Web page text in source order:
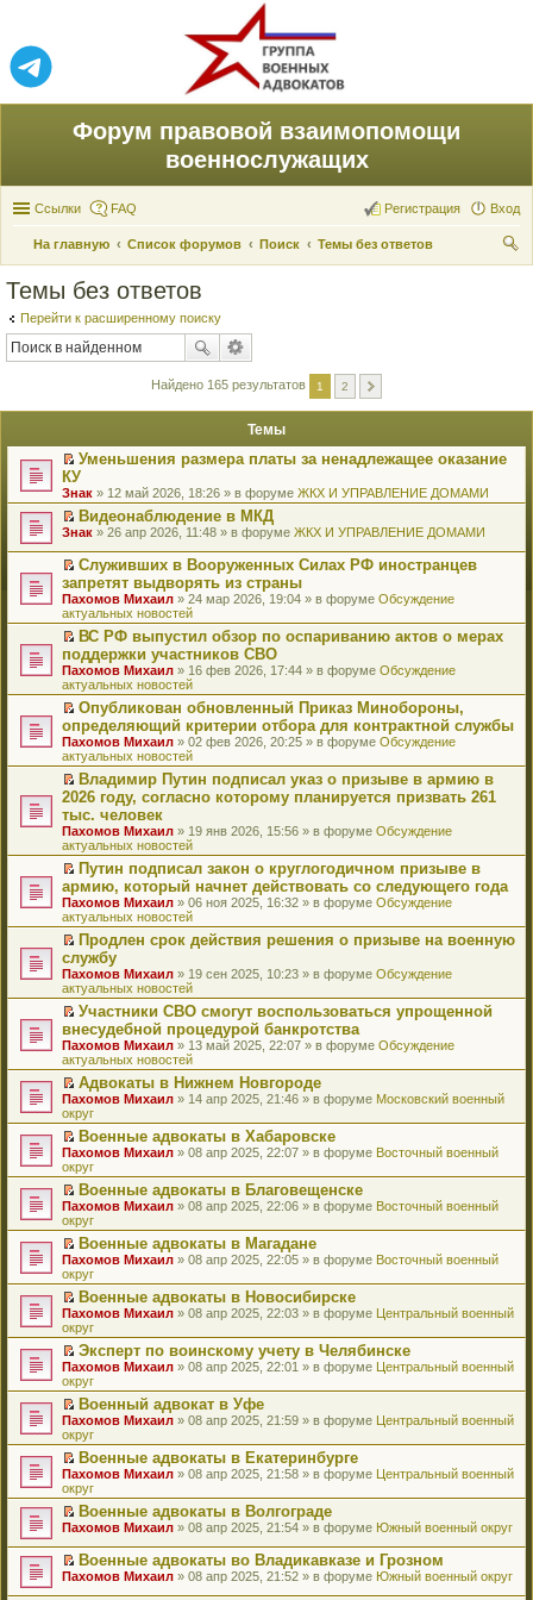
Форум правовой взаимопомощи
военнослужащих
Ссылки FAQ Вход
Регистрация
На главную Список форумов Поиск
Темы без ответов
Темы без ответов
Перейти к расширенному поиску
Найдено 165 результатов 1 2
Темы
П
е
р
е
й
и
к
п
е
р
в
о
м
у
н
е
п
р
о
ч
и
т
а
н
н
о
м
у
с
о
о
б
щ
е
н
и
ю
Уменьшения размера платы за ненадлежащее оказание
КУ
Знак » 12 май 2026, 18:26 » в форуме ЖКХ И УПРАВЛЕНИЕ ДОМАМИ
П
р
е
й
т
и
к
п
е
р
в
о
м
у
н
е
п
р
о
ч
и
т
а
н
н
о
м
у
с
о
о
б
щ
е
н
и
ю
Видеонаблюдение в МКД
Знак » 26 апр 2026, 11:48 » в форуме ЖКХ И УПРАВЛЕНИЕ ДОМАМИ
П
е
р
е
й
т
и
к
п
е
р
в
о
м
у
н
е
п
р
о
ч
и
т
а
н
н
о
м
у
с
о
о
б
щ
е
н
и
ю
Служивших в Вооруженных Силах РФ иностранцев
запретят выдворять из страны
Пахомов Михаил » 24 мар 2026, 19:04 » в форуме Обсуждение
актуальных новостей
П
е
р
е
й
т
и
к
п
е
р
в
о
м
у
н
е
п
р
о
ч
и
т
а
н
н
о
м
у
с
о
о
б
щ
е
н
и
ю
ВС РФ выпустил обзор по оспариванию актов о мерах
поддержки участников СВО
Пахомов Михаил » 16 фев 2026, 17:44 » в форуме Обсуждение
актуальных новостей
П
е
р
е
й
т
и
к
п
е
р
в
о
м
у
н
е
п
р
о
ч
и
т
а
н
н
о
м
у
с
о
о
б
щ
е
н
и
ю
Опубликован обновленный Приказ Минобороны,
определяющий критерии отбора для контрактной службы
Пахомов Михаил » 02 фев 2026, 20:25 » в форуме Обсуждение
актуальных новостей
П
е
р
е
й
т
и
к
п
е
р
в
о
м
у
н
е
п
р
о
ч
и
т
а
н
н
о
м
у
с
о
о
б
щ
е
н
и
ю
Владимир Путин подписал указ о призыве в армию в
2026 году, согласно которому планируется призвать 261
тыс. человек
Пахомов Михаил » 19 янв 2026, 15:56 » в форуме Обсуждение
актуальных новостей
П
е
р
е
й
т
и
к
п
е
р
в
о
м
у
н
е
п
р
о
ч
и
т
а
н
н
о
м
у
с
о
о
б
щ
е
н
и
ю
Путин подписал закон о круглогодичном призыве в
армию, который начнет действовать со следующего года
Пахомов Михаил » 06 ноя 2025, 16:32 » в форуме Обсуждение
актуальных новостей
П
е
р
е
й
т
и
к
п
е
р
в
о
м
у
н
е
п
р
о
ч
и
т
а
н
н
о
м
у
с
о
о
б
щ
е
н
и
ю
Продлен срок действия решения о призыве на военную
службу
Пахомов Михаил » 19 сен 2025, 10:23 » в форуме Обсуждение
актуальных новостей
П
е
р
е
й
т
и
к
п
е
р
в
о
м
у
н
е
п
р
о
ч
и
т
а
н
н
о
м
у
с
о
о
б
щ
е
н
ю
Участники СВО смогут воспользоваться упрощенной
внесудебной процедурой банкротства
Пахомов Михаил » 13 май 2025, 22:07 » в форуме Обсуждение
актуальных новостей
П
е
р
е
й
т
и
к
п
е
р
в
о
м
у
н
е
п
р
о
ч
и
т
а
н
н
о
м
у
с
о
б
щ
е
н
Адвокаты в Нижнем Новгороде
Пахомов Михаил » 14 апр 2025, 21:46 » в форуме Московский военный
округ
П
е
р
е
й
т
и
к
п
е
р
в
о
м
у
н
е
п
р
о
ч
и
т
а
н
н
о
м
у
с
о
Военные адвокаты в Хабаровске
Пахомов Михаил » 08 апр 2025, 22:07 » в форуме Восточный военный
округ
П
е
р
е
й
т
и
к
п
е
р
в
о
м
у
н
е
п
р
о
ч
и
т
а
н
н
о
Военные адвокаты в Благовещенске
Пахомов Михаил » 08 апр 2025, 22:06 » в форуме Восточный военный
округ
П
е
р
е
й
т
и
к
п
е
р
в
о
м
у
н
е
п
р
о
и
т
а
Военные адвокаты в Магадане
Пахомов Михаил » 08 апр 2025, 22:05 » в форуме Восточный военный
округ
П
е
р
е
й
т
и
к
п
е
р
в
о
м
у
н
п
р
о
ч
Военные адвокаты в Новосибирске
Пахомов Михаил » 08 апр 2025, 22:03 » в форуме Центральный военный
округ
П
е
р
е
й
т
и
к
п
е
р
в
о
м
у
н
Эксперт по воинскому учету в Челябинске
Пахомов Михаил » 08 апр 2025, 22:01 » в форуме Центральный военный
округ
П
е
р
е
й
т
и
к
п
е
р
в
Военный адвокат в Уфе
Пахомов Михаил » 08 апр 2025, 21:59 » в форуме Центральный военный
округ
П
е
р
е
й
и
к
п
Военные адвокаты в Екатеринбурге
Пахомов Михаил » 08 апр 2025, 21:58 » в форуме Центральный военный
округ
П
р
е
й
т
Военные адвокаты в Волгограде
Пахомов Михаил » 08 апр 2025, 21:54 » в форуме Южный военный округ
П
Военные адвокаты во Владикавказе и Грозном
Пахомов Михаил » 08 апр 2025, 21:52 » в форуме Южный военный округ